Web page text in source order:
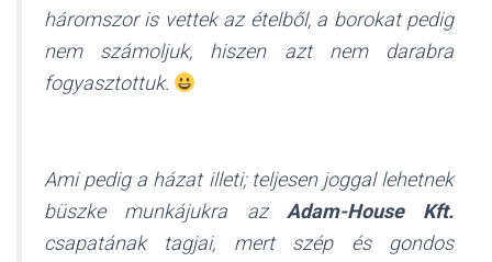
háromszor is vettek az ételből, a borokat pedig
nem számoljuk, hiszen azt nem darabra
fogyasztottuk.
Ami pedig a házat illeti; teljesen joggal lehetnek
büszke munkájukra az Adam-House Kft.
csapatának tagjai, mert szép és gondos